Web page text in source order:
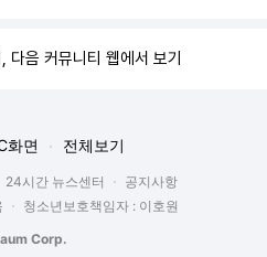
다음 커뮤니티 웹에서 보기
화면 전체보기
24시간 뉴스센터
공지사항
청소년보호책임자 : 이호원
Corp.